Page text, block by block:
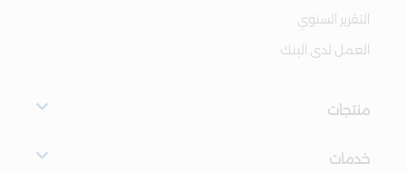
التقرير السنوي
العمل لدى البنك
منتجات
خدمات